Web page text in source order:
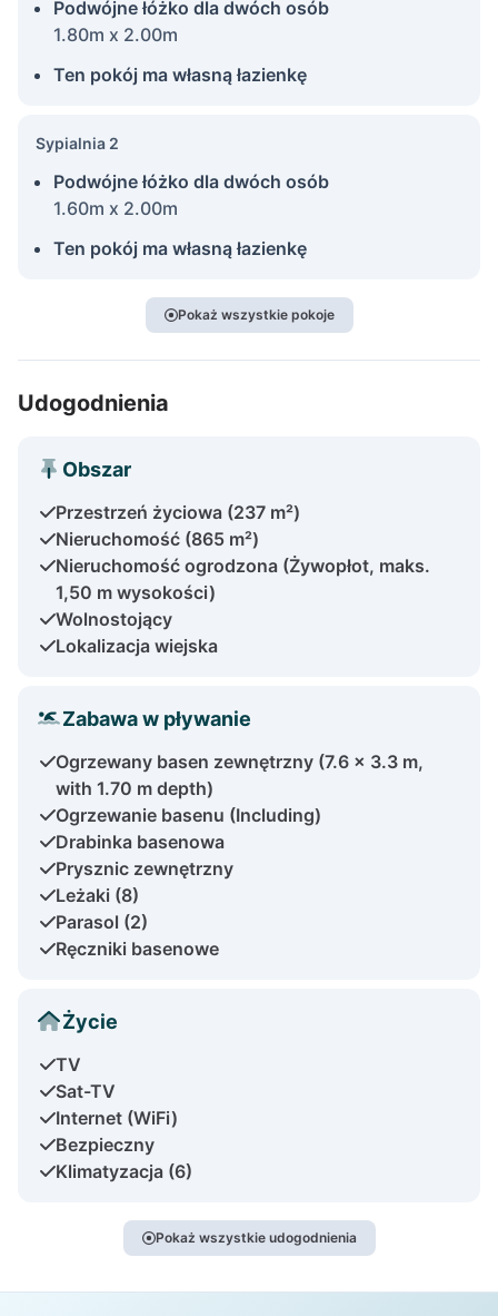
Podwójne łóżko dla dwóch osób
1.80m x 2.00m
Ten pokój ma własną łazienkę
Sypialnia 2
Podwójne łóżko dla dwóch osób
1.60m x 2.00m
Ten pokój ma własną łazienkę
Pokaż wszystkie pokoje
Udogodnienia
Obszar
Przestrzeń życiowa (237 m²)
Nieruchomość (865 m²)
Nieruchomość ogrodzona (Żywopłot, maks.
1,50 m wysokości)
Wolnostojący
Lokalizacja wiejska
Zabawa w pływanie
Ogrzewany basen zewnętrzny (7.6 x 3.3 m,
with 1.70 m depth)
Ogrzewanie basenu (Including)
Drabinka basenowa
Prysznic zewnętrzny
Leżaki (8)
Parasol (2)
Ręczniki basenowe
Życie
TV
Sat-TV
Internet (WiFi)
Bezpieczny
Klimatyzacja (6)
Pokaż wszystkie udogodnienia